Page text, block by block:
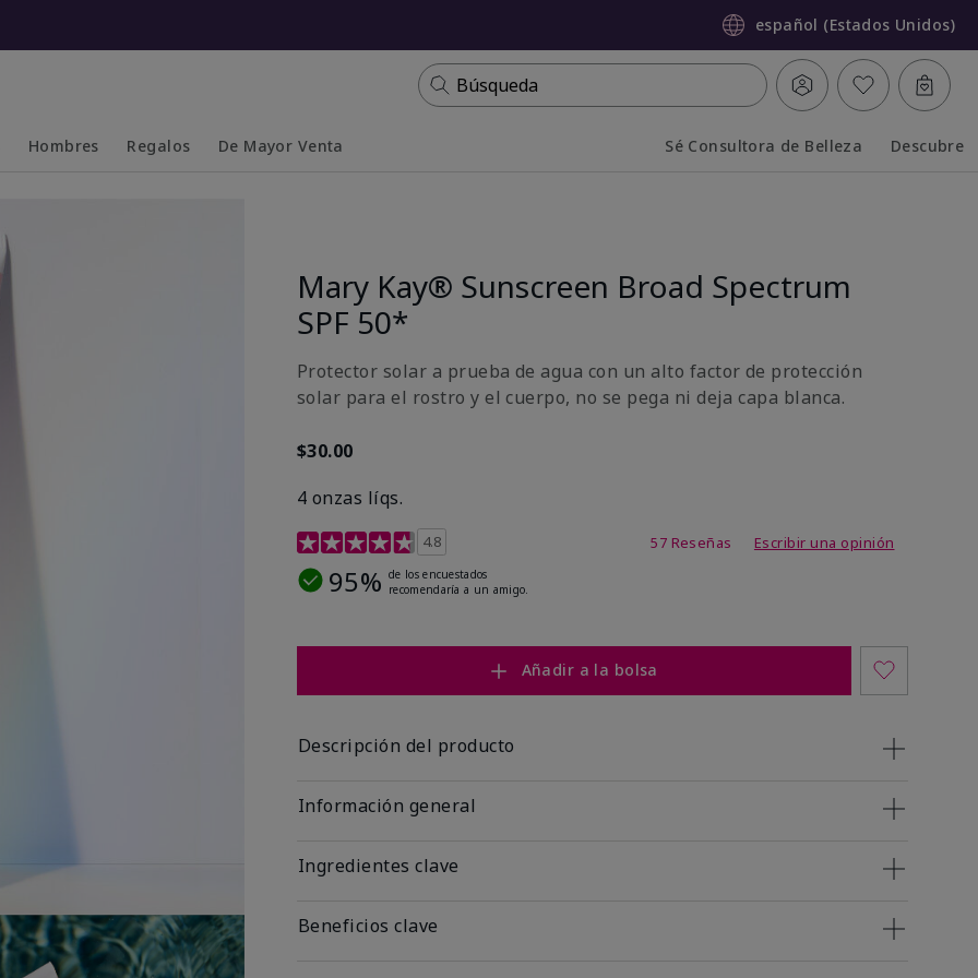
español (Estados Unidos)
Búsqueda
Hombres Regalos De Mayor Venta Sé Consultora de Belleza Descubre
Mary Kay® Sunscreen Broad Spectrum
SPF 50*
Protector solar a prueba de agua con un alto factor de protección
solar para el rostro y el cuerpo, no se pega ni deja capa blanca.
$30.00
4 onzas líqs.
Calificación de clientes de 4,2 de 5
4.8 57 Reseñas Escribir una opinión
95% de los encuestados
recomendaría a un amigo.
Añadir a la bolsa
Descripción del producto
Información general
Ingredientes clave
Beneficios clave